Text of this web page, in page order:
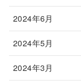
2024年6月
2024年5月
2024年3月